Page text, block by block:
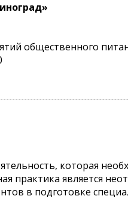
общественного
которая
практика является
в подготовке